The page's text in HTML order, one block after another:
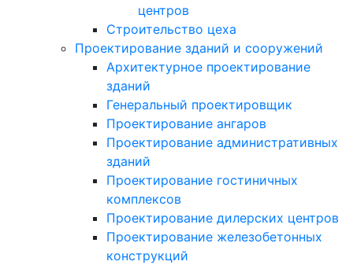
центров
Строительство цеха
Проектирование зданий и сооружений
Архитектурное проектирование
зданий
Генеральный проектировщик
Проектирование ангаров
Проектирование административных
зданий
Проектирование гостиничных
комплексов
Проектирование дилерских центров
Проектирование железобетонных
конструкций